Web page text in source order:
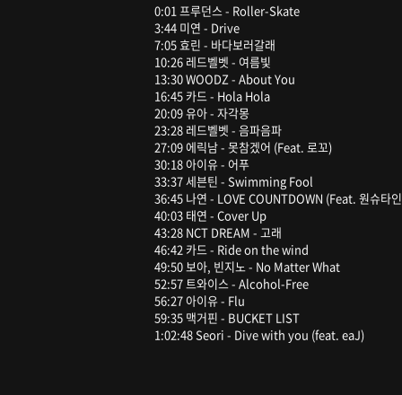
0:01 프루던스 - Roller-Skate
3:44 미연 - Drive
7:05 효린 - 바다보러갈래
10:26 레드벨벳 - 여름빛
13:30 WOODZ - About You
16:45 카드 - Hola Hola
20:09 유아 - 자각몽
23:28 레드벨벳 - 음파음파
27:09 에릭남 - 못참겠어 (Feat. 로꼬)
30:18 아이유 - 어푸
33:37 세븐틴 - Swimming Fool
36:45 나연 - LOVE COUNTDOWN (Feat. 원슈타
40:03 태연 - Cover Up
43:28 NCT DREAM - 고래
46:42 카드 - Ride on the wind
49:50 보아, 빈지노 - No Matter What
52:57 트와이스 - Alcohol-Free
56:27 아이유 - Flu
59:35 맥거핀 - BUCKET LIST
1:02:48 Seori - Dive with you (feat. eaJ)